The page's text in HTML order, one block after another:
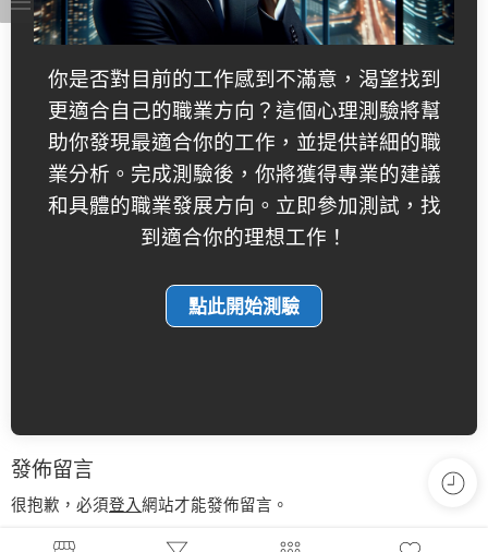
你是否對目前的工作感到不滿意，渴望找到
更適合自己的職業方向？這個心理測驗將幫
助你發現最適合你的工作，並提供詳細的職
業分析。完成測驗後，你將獲得專業的建議
和具體的職業發展方向。立即參加測試，找
到適合你的理想工作！
發佈留言
很抱歉，必須登入網站才能發佈留言。